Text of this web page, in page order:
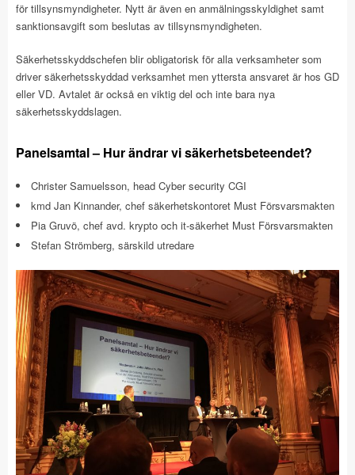
för tillsynsmyndigheter. Nytt är även en anmälningsskyldighet samt
sanktionsavgift som beslutas av tillsynsmyndigheten.
Säkerhetsskyddschefen blir obligatorisk för alla verksamheter som
driver säkerhetsskyddad verksamhet men yttersta ansvaret är hos GD
eller VD. Avtalet är också en viktig del och inte bara nya
säkerhetsskyddslagen.
Panelsamtal – Hur ändrar vi säkerhetsbeteendet?
Christer Samuelsson, head Cyber security CGI
kmd Jan Kinnander, chef säkerhetskontoret Must Försvarsmakten
Pia Gruvö, chef avd. krypto och it-säkerhet Must Försvarsmakten
Stefan Strömberg, särskild utredare